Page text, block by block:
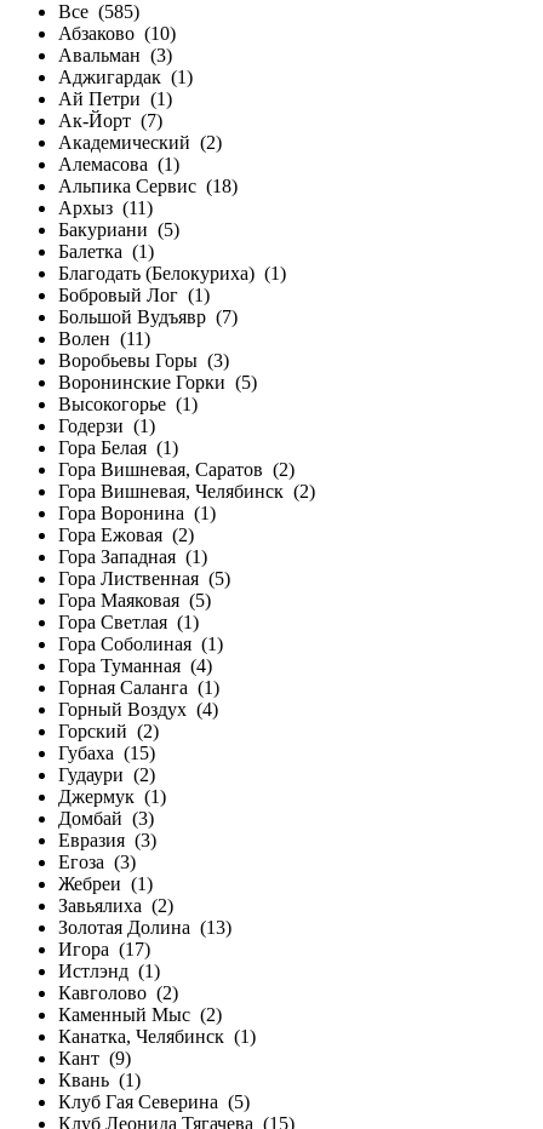
Все (585)
Абзаково (10)
Авальман (3)
Аджигардак (1)
Ай Петри (1)
Ак-Йорт (7)
Академический (2)
Алемасова (1)
Альпика Сервис (18)
Архыз (11)
Бакуриани (5)
Балетка (1)
Благодать (Белокуриха) (1)
Бобровый Лог (1)
Большой Вудъявр (7)
Волен (11)
Воробьевы Горы (3)
Воронинские Горки (5)
Высокогорье (1)
Годерзи (1)
Гора Белая (1)
Гора Вишневая, Саратов (2)
Гора Вишневая, Челябинск (2)
Гора Воронина (1)
Гора Ежовая (2)
Гора Западная (1)
Гора Лиственная (5)
Гора Маяковая (5)
Гора Светлая (1)
Гора Соболиная (1)
Гора Туманная (4)
Горная Саланга (1)
Горный Воздух (4)
Горский (2)
Губаха (15)
Гудаури (2)
Джермук (1)
Домбай (3)
Евразия (3)
Егоза (3)
Жебреи (1)
Завьялиха (2)
Золотая Долина (13)
Игора (17)
Истлэнд (1)
Кавголово (2)
Каменный Мыс (2)
Канатка, Челябинск (1)
Кант (9)
Квань (1)
Клуб Гая Северина (5)
Клуб Леонида Тягачева (15)